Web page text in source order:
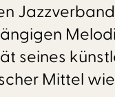
seines
Mittel